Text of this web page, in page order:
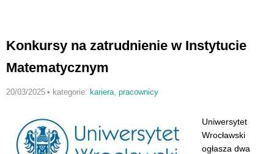
Konkursy na zatrudnienie w Instytucie
Matematycznym
20/03/2025 • kategorie: kariera, pracownicy
Uniwersytet
Wrocławski
ogłasza dwa